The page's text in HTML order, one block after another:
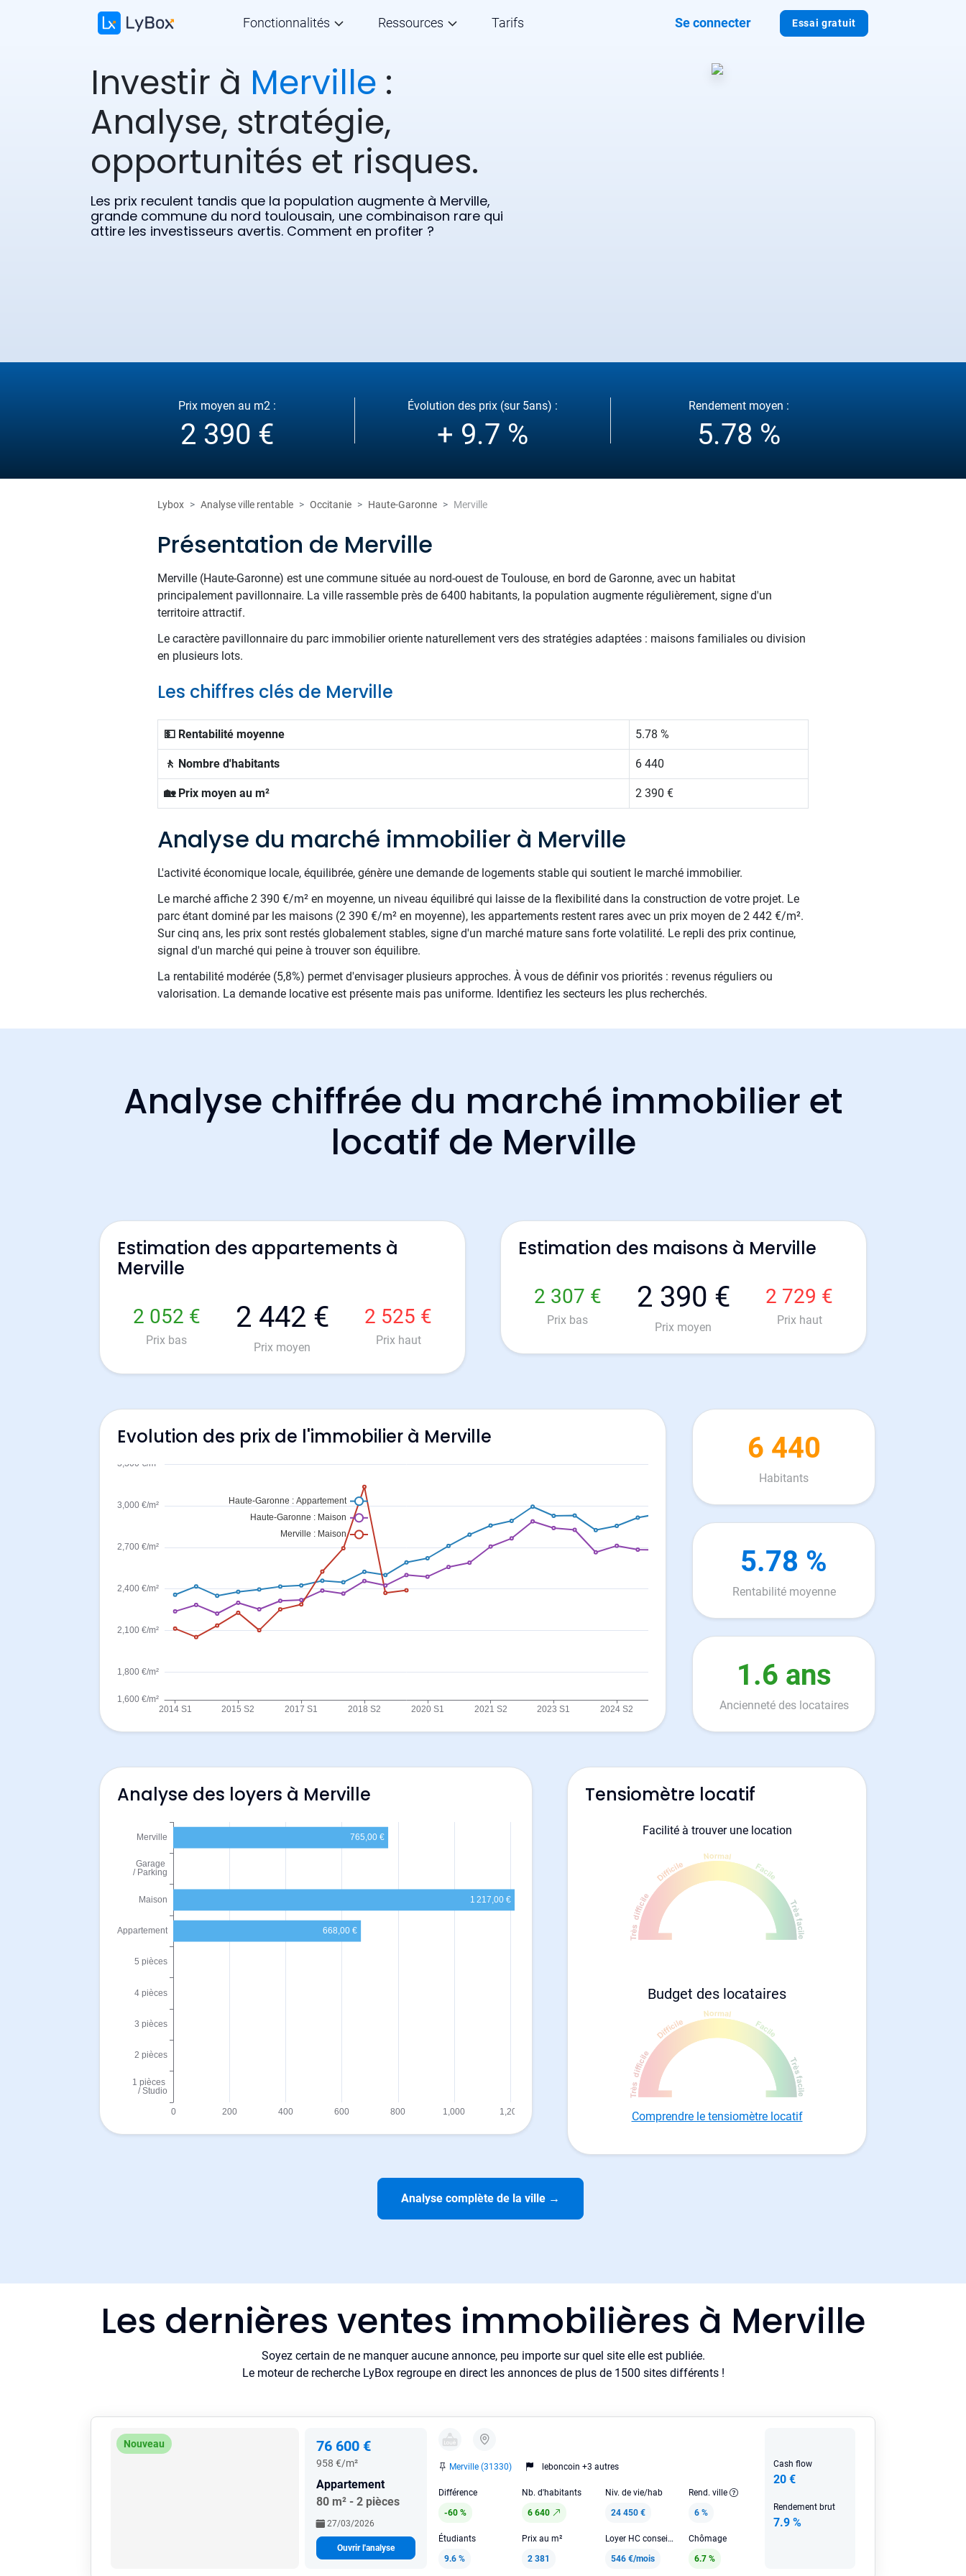
Essai gratuit
Fonctionnalités Ressources Tarifs Se connecter
Investir à Merville :
Analyse, stratégie,
opportunités et risques.
Les prix reculent tandis que la population augmente à Merville,
grande commune du nord toulousain, une combinaison rare qui
attire les investisseurs avertis. Comment en profiter ?
Prix moyen au m2 :
2 390 €
Évolution des prix (sur 5ans) :
+ 9.7 %
Rendement moyen :
5.78 %
Lybox Analyse ville rentable Occitanie Haute-Garonne Merville
Présentation de Merville
Merville (Haute-Garonne) est une commune située au nord-ouest de Toulouse, en bord de Garonne, avec un habitat
principalement pavillonnaire. La ville rassemble près de 6400 habitants, la population augmente régulièrement, signe d'un
territoire attractif.
Le caractère pavillonnaire du parc immobilier oriente naturellement vers des stratégies adaptées : maisons familiales ou division
en plusieurs lots.
Les chiffres clés de Merville
💵 Rentabilité moyenne 5.78 %
🚶 Nombre d'habitants 6 440
🏡 Prix moyen au m² 2 390 €
Analyse du marché immobilier à Merville
L'activité économique locale, équilibrée, génère une demande de logements stable qui soutient le marché immobilier.
Le marché affiche 2 390 €/m² en moyenne, un niveau équilibré qui laisse de la flexibilité dans la construction de votre projet. Le
parc étant dominé par les maisons (2 390 €/m² en moyenne), les appartements restent rares avec un prix moyen de 2 442 €/m².
Sur cinq ans, les prix sont restés globalement stables, signe d'un marché mature sans forte volatilité. Le repli des prix continue,
signal d'un marché qui peine à trouver son équilibre.
La rentabilité modérée (5,8%) permet d'envisager plusieurs approches. À vous de définir vos priorités : revenus réguliers ou
valorisation. La demande locative est présente mais pas uniforme. Identifiez les secteurs les plus recherchés.
Analyse chiffrée du marché immobilier et
locatif de Merville
Estimation des appartements à
Merville
2 052 €
Prix bas
2 442 €
Prix moyen
2 525 €
Prix haut
Estimation des maisons à Merville
2 307 €
Prix bas
2 390 €
Prix moyen
2 729 €
Prix haut
Evolution des prix de l'immobilier à Merville 6 440
Habitants
5.78 %
Rentabilité moyenne
1.6 ans
Ancienneté des locataires
Analyse des loyers à Merville Tensiomètre locatif
Facilité à trouver une location
Budget des locataires
Comprendre le tensiomètre locatif
Analyse complète de la ville →
Les dernières ventes immobilières à Merville
Soyez certain de ne manquer aucune annonce, peu importe sur quel site elle est publiée.
Le moteur de recherche LyBox regroupe en direct les annonces de plus de 1500 sites différents !
Nouveau 76 600 €
958 €/m²
Appartement
80 m² - 2 pièces
27/03/2026
Ouvrir l'analyse
Merville (31330) leboncoin +3 autres
Différence
-60 %
Nb. d'habitants
6 640
Niv. de vie/hab
24 450 €
Rend. ville
6 %
Étudiants
9.6 %
Prix au m²
2 381
Loyer HC conseillé
546 €/mois
Chômage
6.7 %
Cash flow
20 €
Rendement brut
7.9 %